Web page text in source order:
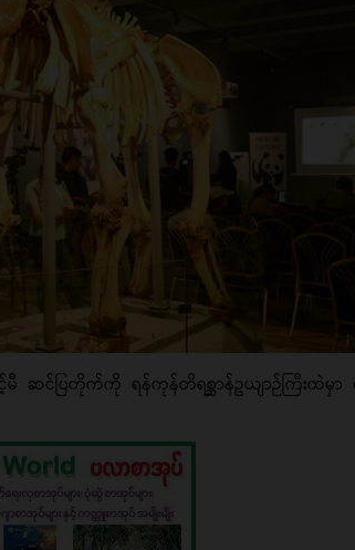
င်ပြတိုက်ကို ရန်ကုန်တိရစ္ဆာန်ဥယျာဉ်ကြီးထဲမှာ